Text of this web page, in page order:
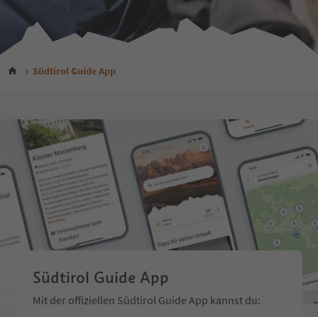
Südtirol Guide App
Südtirol Guide App
Mit der offiziellen Südtirol Guide App kannst du: